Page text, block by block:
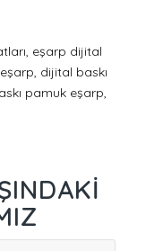
eşarp dijital
dijital baskı
pamuk eşarp,